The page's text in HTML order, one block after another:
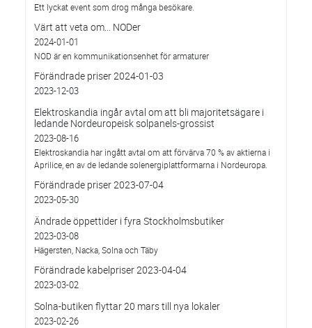
Ett lyckat event som drog många besökare.
Värt att veta om... NODer
2024-01-01
NOD är en kommunikationsenhet för armaturer
Förändrade priser 2024-01-03
2023-12-03
Elektroskandia ingår avtal om att bli majoritetsägare i
ledande Nordeuropeisk solpanels-grossist
2023-08-16
Elektroskandia har ingått avtal om att förvärva 70 % av aktierna i
Aprilice, en av de ledande solenergiplattformarna i Nordeuropa.
Förändrade priser 2023-07-04
2023-05-30
Ändrade öppettider i fyra Stockholmsbutiker
2023-03-08
Hägersten, Nacka, Solna och Täby
Förändrade kabelpriser 2023-04-04
2023-03-02
Solna-butiken flyttar 20 mars till nya lokaler
2023-02-26